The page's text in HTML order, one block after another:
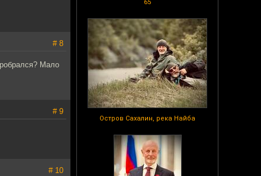
65
Остров Сахалин, река Найба
# 8
Мало
# 9
# 10